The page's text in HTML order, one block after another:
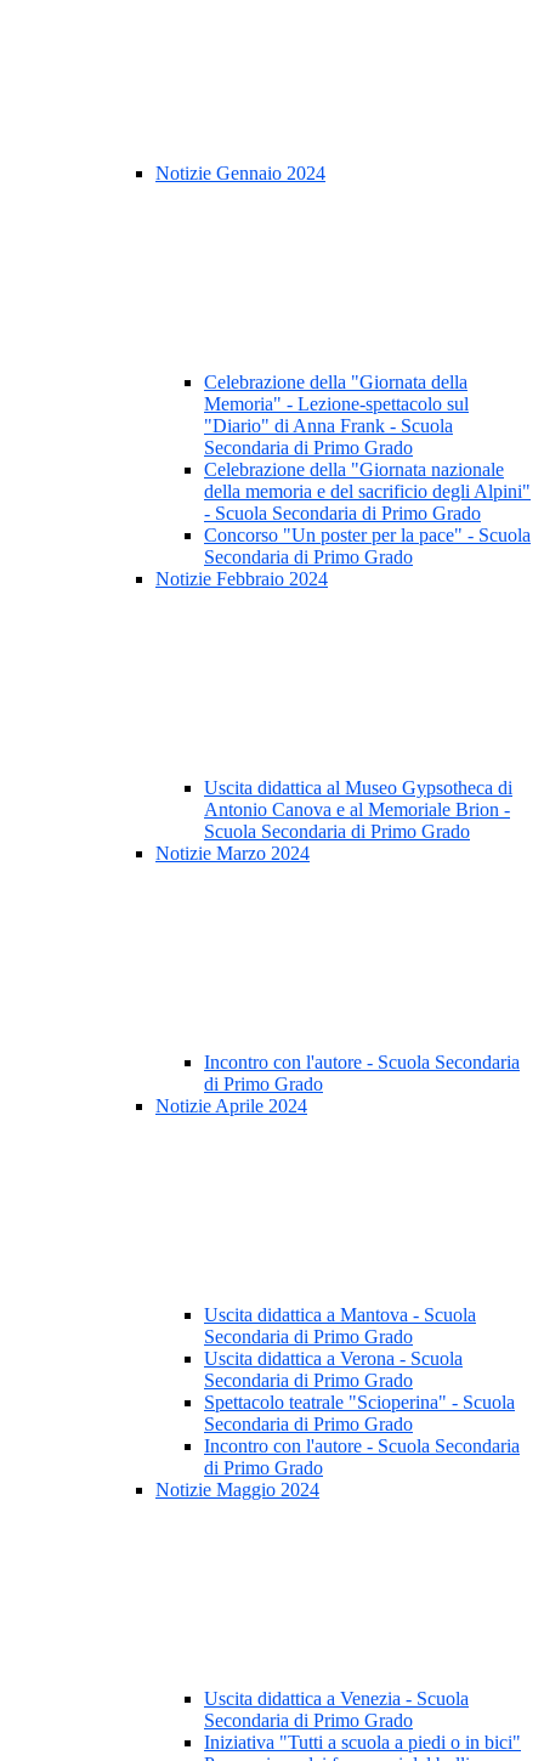
Notizie Gennaio 2024
Celebrazione della "Giornata della
Memoria" - Lezione-spettacolo sul
"Diario" di Anna Frank - Scuola
Secondaria di Primo Grado
Celebrazione della "Giornata nazionale
della memoria e del sacrificio degli Alpini"
- Scuola Secondaria di Primo Grado
Concorso "Un poster per la pace" - Scuola
Secondaria di Primo Grado
Notizie Febbraio 2024
Uscita didattica al Museo Gypsotheca di
Antonio Canova e al Memoriale Brion -
Scuola Secondaria di Primo Grado
Notizie Marzo 2024
Incontro con l'autore - Scuola Secondaria
di Primo Grado
Notizie Aprile 2024
Uscita didattica a Mantova - Scuola
Secondaria di Primo Grado
Uscita didattica a Verona - Scuola
Secondaria di Primo Grado
Spettacolo teatrale "Scioperina" - Scuola
Secondaria di Primo Grado
Incontro con l'autore - Scuola Secondaria
di Primo Grado
Notizie Maggio 2024
Uscita didattica a Venezia - Scuola
Secondaria di Primo Grado
Iniziativa "Tutti a scuola a piedi o in bici"